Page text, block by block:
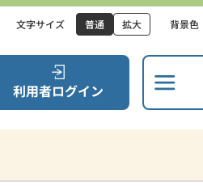
文字サイズ 普通 拡大 背景色
利用者ログイン